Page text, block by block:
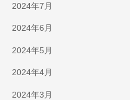
2024年7月
2024年6月
2024年5月
2024年4月
2024年3月